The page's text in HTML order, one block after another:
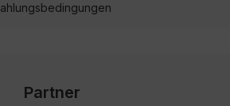
Partner